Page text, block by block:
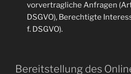
vorvertragliche Anfragen
DSGVO), Berechtigte
f. DSGVO).
Bereitstellung des